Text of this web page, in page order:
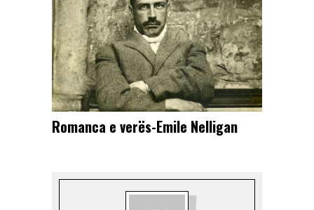
Romanca e verës-Emile Nelligan